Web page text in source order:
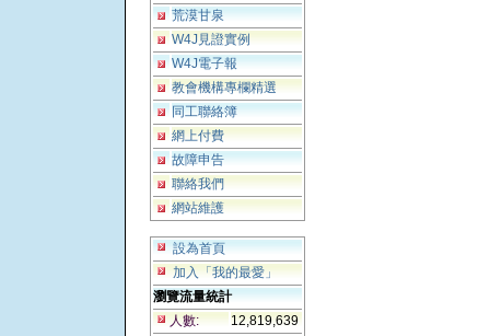
荒漠甘泉
W4J見證實例
W4J電子報
教會機構專欄精選
同工聯絡簿
網上付費
故障申告
聯絡我們
網站維護
設為首頁
加入「我的最愛」
瀏覽流量統計
人數:
12,819,639